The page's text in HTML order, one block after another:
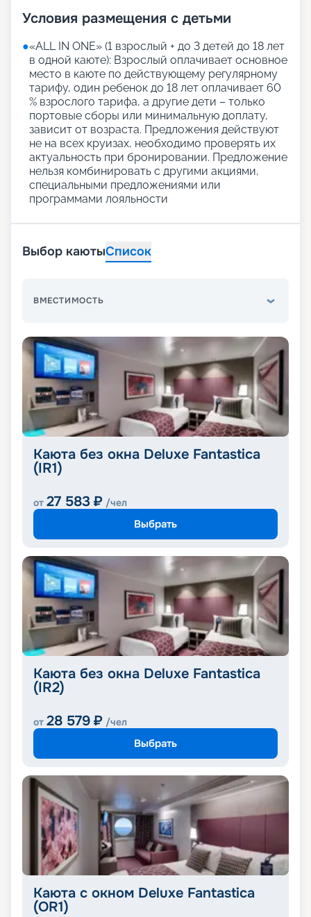
Условия размещения с детьми
●«АLL IN ONE» (1 взрослый + до 3 детей до 18 лет
в одной каюте): Взрослый оплачивает основное
место в каюте по действующему регулярному
тарифу, один ребенок до 18 лет оплачивает 60
% взрослого тарифа, а другие дети – только
портовые сборы или минимальную доплату,
зависит от возраста. Предложения действуют
не на всех круизах, необходимо проверять их
актуальность при бронировании. Предложение
нельзя комбинировать с другими акциями,
специальными предложениями или
программами лояльности
Выбор каютыСписок
ВМЕСТИМОСТЬ
Каюта без окна Deluxe Fantastica
(IR1)
от 27 583 ₽ /чел
Выбрать
Каюта без окна Deluxe Fantastica
(IR2)
от 28 579 ₽ /чел
Выбрать
Каюта с окном Deluxe Fantastica
(OR1)